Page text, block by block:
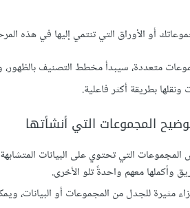
أو الأوراق التي تنتمي إليها في هذه
متعددة، سيبدأ مخطط التصنيف
ونقلها بطريقة أكثر فاعلية.
المجموعات التي أنشأتها
التي تحتوي على البيانات
وأكملها معهم واحدةً تلو الأخرى.
مثيرة للجدل من المجموعات أو البيانات،